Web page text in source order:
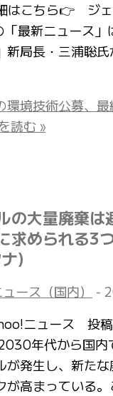
こちら👉 ジェ
最新ニュース」
新局長・三浦聡
環境技術公募、
読む »
の大量廃棄は
求められる3
)
ース（国内） -
ニュース 投
年代から国内
が発生し、新た
が高まっている